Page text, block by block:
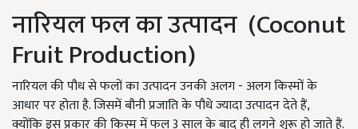
नारियल फल का उत्पादन (Coconut
Fruit Production)
नारियल की पौध से फलों का उत्पादन उनकी अलग - अलग किस्मों के
आधार पर होता है. जिसमें बौनी प्रजाति के पौधे ज्यादा उत्पादन देते हैं,